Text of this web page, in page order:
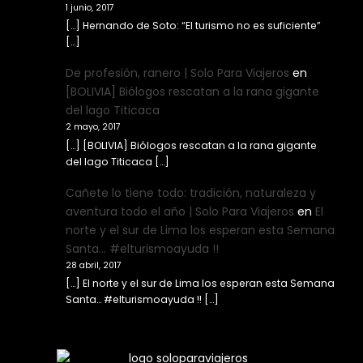
1 junio, 2017
[…] Hernando de Soto: “El turismo no es suficiente”
[…]
De profesión, ranero | Solo Para Viajeros en
[BOLIVIA] Biólogos rescatan a la rana gigante
del lago Titicaca
2 mayo, 2017
[…] [BOLIVIA] Biólogos rescatan a la rana gigante
del lago Titicaca […]
Cañete lo tiene todo: tradición, naturaleza y
aventura todo el año | Solo Para Viajeros en El
norte y el sur de Lima los esperan esta Semana
Santa… #elturismoayuda !!
28 abril, 2017
[…] El norte y el sur de Lima los esperan esta Semana
Santa… #elturismoayuda !! […]